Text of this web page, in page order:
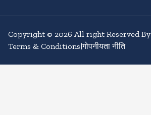
Copyright© 2026 All right Reserved By
Terms & Conditions|गोपनीयता नीति